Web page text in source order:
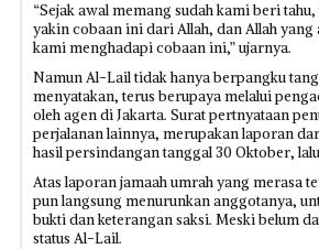
“Sejak awal memang sudah kami beri
yakin cobaan ini dari Allah, dan Allah yang
kami menghadapi cobaan ini,” ujarnya.
Namun Al-Lail tidak hanya berpangku
menyatakan, terus berupaya melalui
oleh agen di Jakarta. Surat pertnyataan
perjalanan lainnya, merupakan laporan
hasil persindangan tanggal 30 Oktober,
Atas laporan jamaah umrah yang merasa
pun langsung menurunkan anggotanya,
bukti dan keterangan saksi. Meski belum
status Al-Lail.